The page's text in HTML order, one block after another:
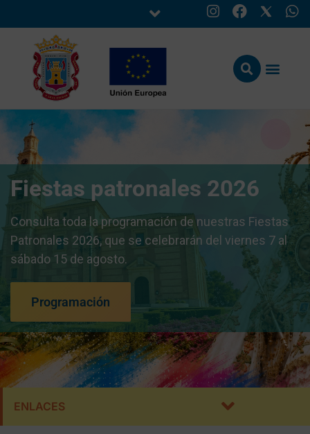
Fiestas patronales 2026
Consulta toda la programación de nuestras Fiestas
Patronales 2026, que se celebrarán del viernes 7 al
sábado 15 de agosto.
Programación
ENLACES